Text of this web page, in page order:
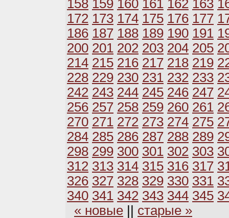
158 159 160 161 162 163
172 173 174 175 176 177
186 187 188 189 190 191
200 201 202 203 204 205
214 215 216 217 218 219
228 229 230 231 232 233
242 243 244 245 246 247
256 257 258 259 260 261
270 271 272 273 274 275
284 285 286 287 288 289
298 299 300 301 302 303
312 313 314 315 316 317
326 327 328 329 330 331
340 341 342 343 344 345
« новые
старые »